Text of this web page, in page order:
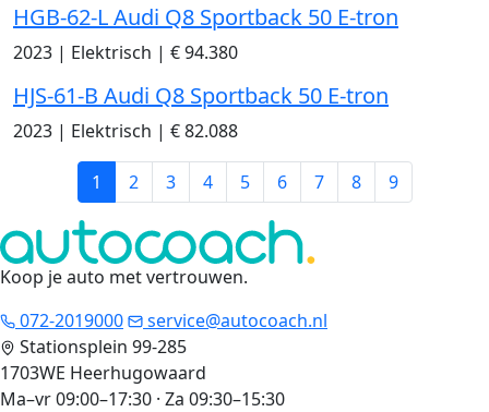
HGB-62-L Audi Q8 Sportback 50 E-tron
2023 | Elektrisch | € 94.380
HJS-61-B Audi Q8 Sportback 50 E-tron
2023 | Elektrisch | € 82.088
1 2 3 4 5 6 7 8 9
Koop je auto met vertrouwen.
072-2019000
service@autocoach.nl
Stationsplein 99-285
1703WE Heerhugowaard
Ma–vr 09:00–17:30 · Za 09:30–15:30